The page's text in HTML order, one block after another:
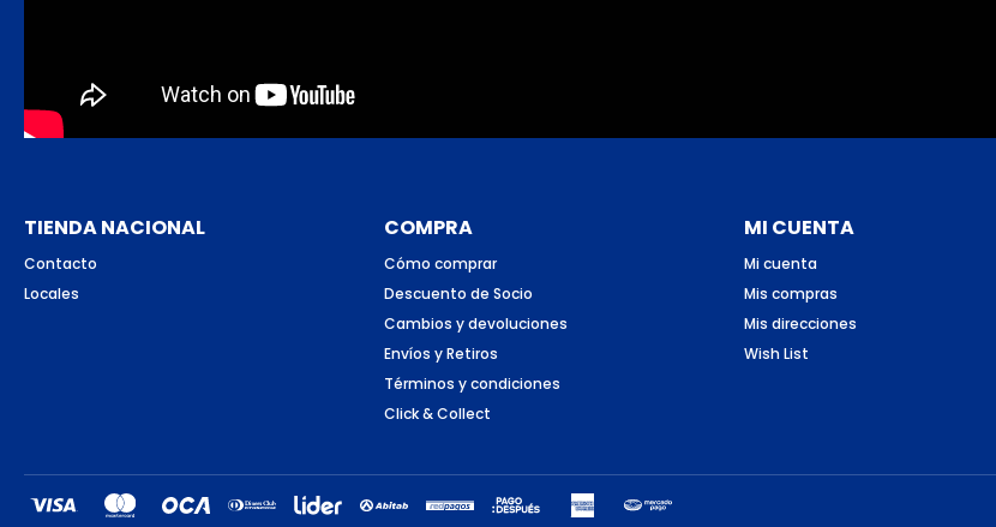
TIENDA NACIONAL
Contacto
Locales
COMPRA
Cómo comprar
Descuento de Socio
Cambios y devoluciones
Envíos y Retiros
Términos y condiciones
Click & Collect
MI CUENTA
Mi cuenta
Mis compras
Mis direcciones
Wish List